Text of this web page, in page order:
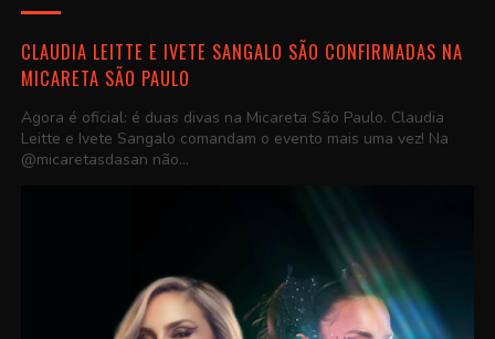
CLAUDIA LEITTE E IVETE SANGALO SÃO CONFIRMADAS NA
MICARETA SÃO PAULO
Agora é oficial: é duas divas na Micareta São Paulo. Claudia
Leitte e Ivete Sangalo comandam o evento mais uma vez! Na
@micaretasdasan não...